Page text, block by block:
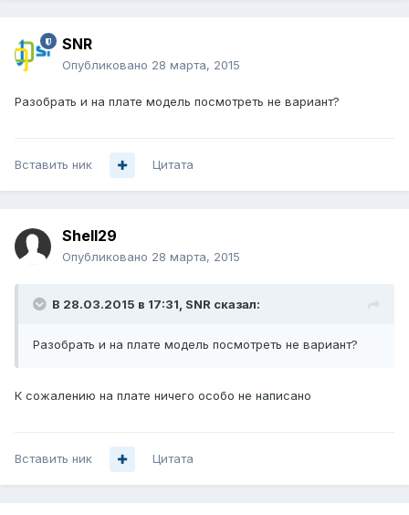
SNR
Опубликовано 28 марта, 2015
Разобрать и на плате модель посмотреть не вариант?
Вставить ник Цитата
Shell29
Опубликовано 28 марта, 2015
В 28.03.2015 в 17:31, SNR сказал:
Разобрать и на плате модель посмотреть не вариант?
К сожалению на плате ничего особо не написано
Вставить ник Цитата